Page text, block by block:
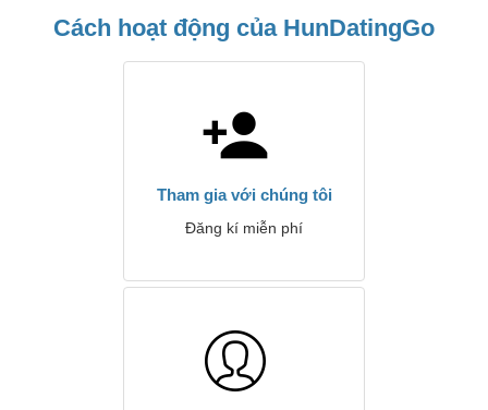
Cách hoạt động của HunDatingGo
Tham gia với chúng tôi
Đăng kí miễn phí